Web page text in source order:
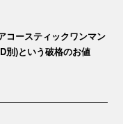
コースティックワンマン
別)という破格のお値